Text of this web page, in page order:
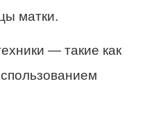
матки.
— такие как